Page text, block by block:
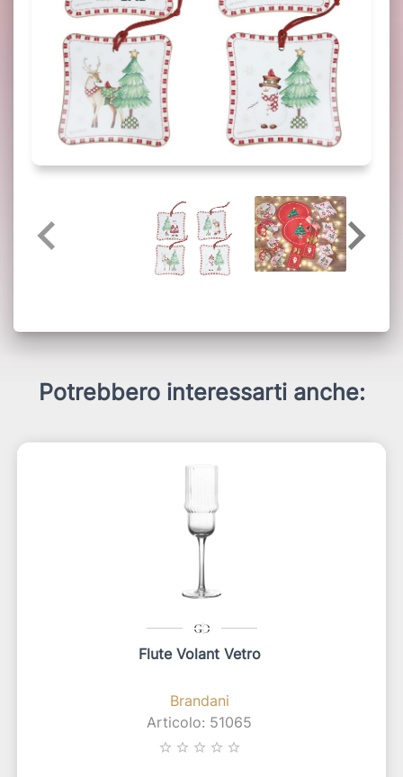
Potrebbero interessarti anche:
Flute Volant Vetro
Brandani
Articolo: 51065
star_border star_border star_border star_border star_border